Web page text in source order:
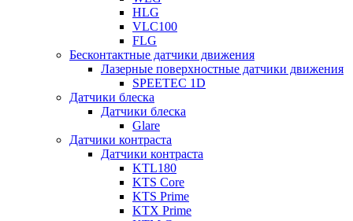
HLG
VLC100
FLG
Бесконтактные датчики движения
Лазерные поверхностные датчики движения
SPEETEC 1D
Датчики блеска
Датчики блеска
Glare
Датчики контраста
Датчики контраста
KTL180
KTS Core
KTS Prime
KTX Prime